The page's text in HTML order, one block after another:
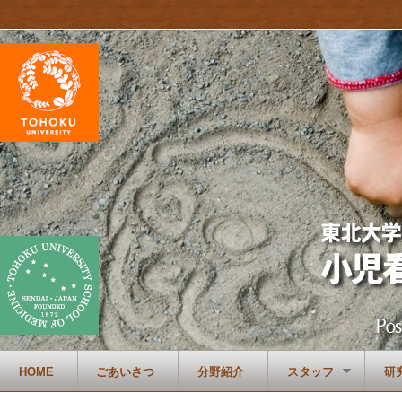
HOME ごあいさつ 分野紹介 スタッフ 研